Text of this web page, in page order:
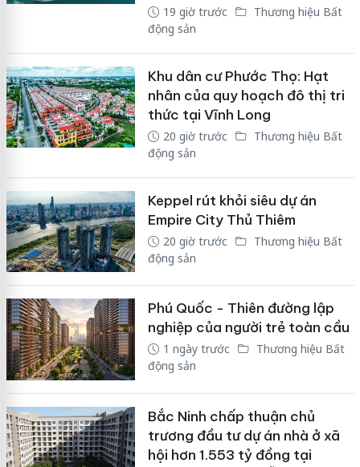
19 giờ trước
Thương hiệu Bất
động sản
Khu dân cư Phước Thọ: Hạt
nhân của quy hoạch đô thị tri
thức tại Vĩnh Long
20 giờ trước
Thương hiệu Bất
động sản
Keppel rút khỏi siêu dự án
Empire City Thủ Thiêm
20 giờ trước
Thương hiệu Bất
động sản
Phú Quốc - Thiên đường lập
nghiệp của người trẻ toàn cầu
1 ngày trước
Thương hiệu Bất
động sản
Bắc Ninh chấp thuận chủ
trương đầu tư dự án nhà ở xã
hội hơn 1.553 tỷ đồng tại